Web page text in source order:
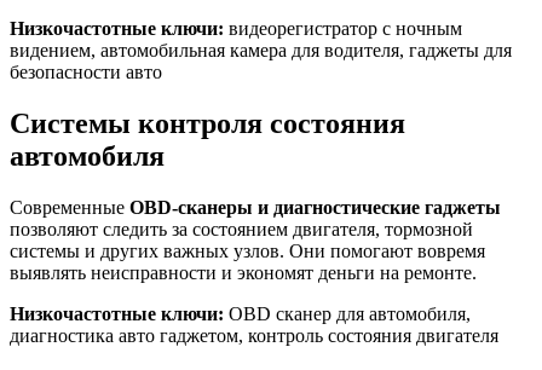
Низкочастотные ключи: видеорегистратор с ночным
видением, автомобильная камера для водителя, гаджеты для
безопасности авто
Системы контроля состояния
автомобиля
Современные OBD-сканеры и диагностические гаджеты
позволяют следить за состоянием двигателя, тормозной
системы и других важных узлов. Они помогают вовремя
выявлять неисправности и экономят деньги на ремонте.
Низкочастотные ключи: OBD сканер для автомобиля,
диагностика авто гаджетом, контроль состояния двигателя